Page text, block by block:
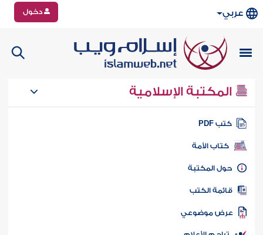
عربي دخول
المكتبة الإسلامية
كتب PDF
كتاب الأمة
المكتبة
الكتب